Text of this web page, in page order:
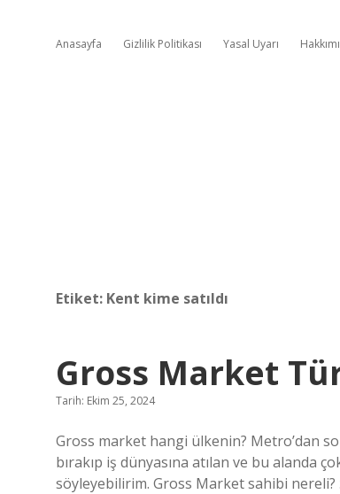
Anasayfa Gizlilik Politikası Yasal Uyarı
Etiket: Kent kime satıldı
Gross Market
Tarih: Ekim 25, 2024
Gross market hangi ülkenin? Metro’dan
bırakıp iş dünyasına atılan ve bu alanda
söyleyebilirim. Gross Market sahibi